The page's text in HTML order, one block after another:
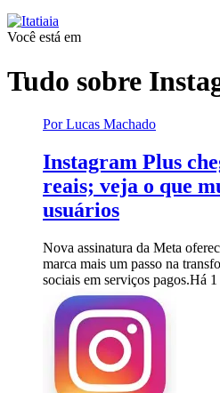
Você está em
Tudo sobre
Por Lucas Machado
Instagram Plus
reais; veja o que
usuários
Nova assinatura da Meta
marca mais um passo na
sociais em serviços pagos.Há 1